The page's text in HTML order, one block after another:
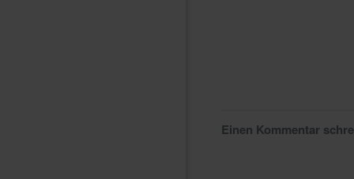
Einen Kommentar